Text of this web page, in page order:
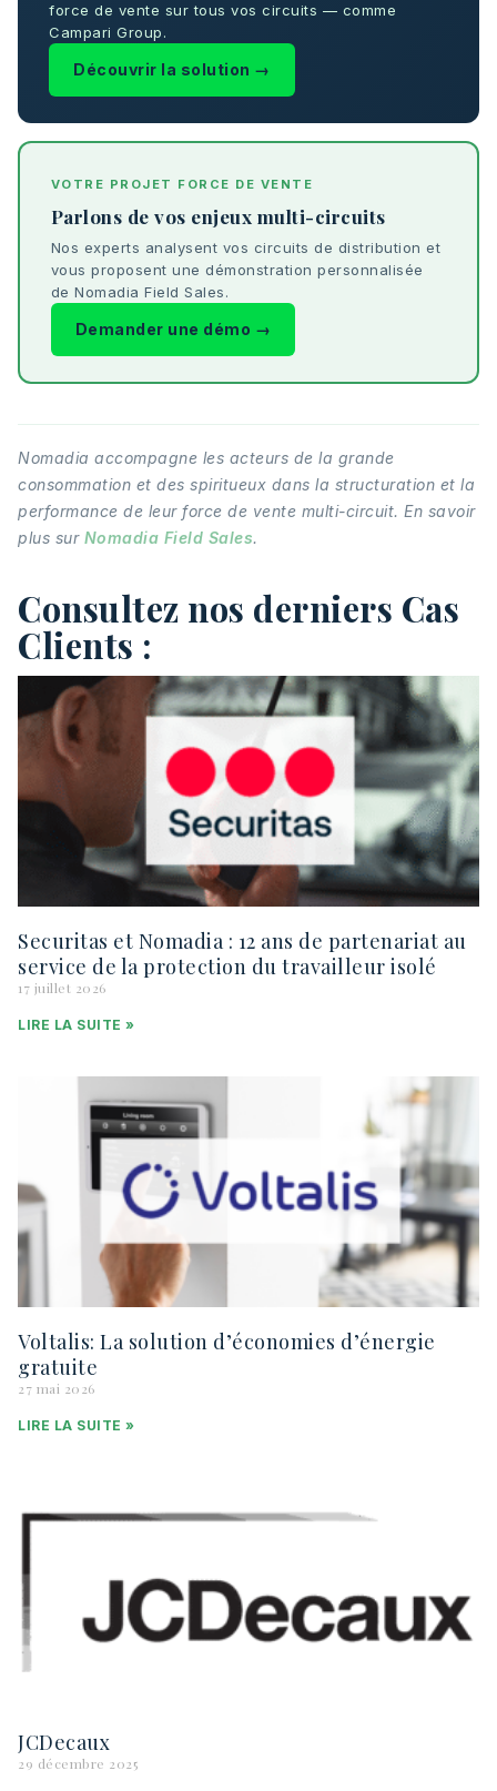
force de vente sur tous vos circuits — comme
Campari Group.
Découvrir la solution →
VOTRE PROJET FORCE DE VENTE
Parlons de vos enjeux multi-circuits
Nos experts analysent vos circuits de distribution et
vous proposent une démonstration personnalisée
de Nomadia Field Sales.
Demander une démo →
Nomadia accompagne les acteurs de la grande
consommation et des spiritueux dans la structuration et la
performance de leur force de vente multi-circuit. En savoir
plus sur Nomadia Field Sales.
Consultez nos derniers Cas
Clients :
Securitas et Nomadia : 12 ans de partenariat au
service de la protection du travailleur isolé
17 juillet 2026
LIRE LA SUITE »
Voltalis: La solution d’économies d’énergie
gratuite
27 mai 2026
LIRE LA SUITE »
JCDecaux
29 décembre 2025